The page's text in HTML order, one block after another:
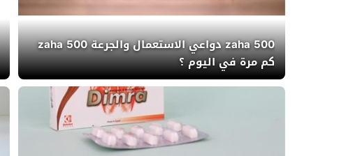
zaha 500 دواعي الاستعمال والجرعة zaha 500
كم مرة في اليوم ؟